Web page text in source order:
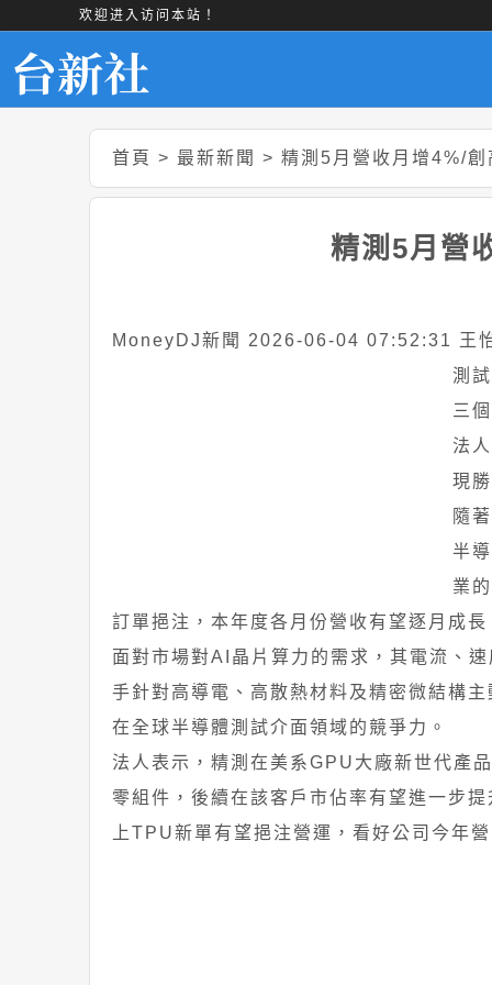
欢迎进入访问本站！
首頁 > 最新新聞 > 精測5月營收月增4%/
精測5月營
MoneyDJ新聞 2026-06-04 07:52:31 王
測
三
法
現
隨
半
業
訂單挹注，本年度各月份營收有望逐月成長
面對市場對AI晶片算力的需求，其電流、
手針對高導電、高散熱材料及精密微結構
在全球半導體測試介面領域的競爭力。
法人表示，精測在美系GPU大廠新世代產
零組件，後續在該客戶市佔率有望進一步
上TPU新單有望挹注營運，看好公司今年